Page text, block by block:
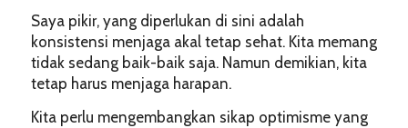
Saya pikir, yang diperlukan di sini adalah
konsistensi menjaga akal tetap sehat. Kita memang
tidak sedang baik-baik saja. Namun demikian, kita
tetap harus menjaga harapan.
Kita perlu mengembangkan sikap optimisme yang